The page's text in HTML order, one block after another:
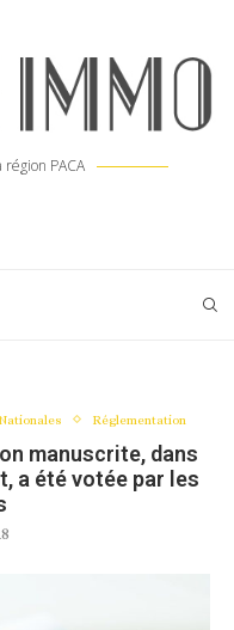
PACA
Nationales Réglementation
manuscrite, dans
a été votée par les